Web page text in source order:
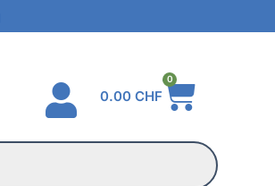
0.00 CHF
0